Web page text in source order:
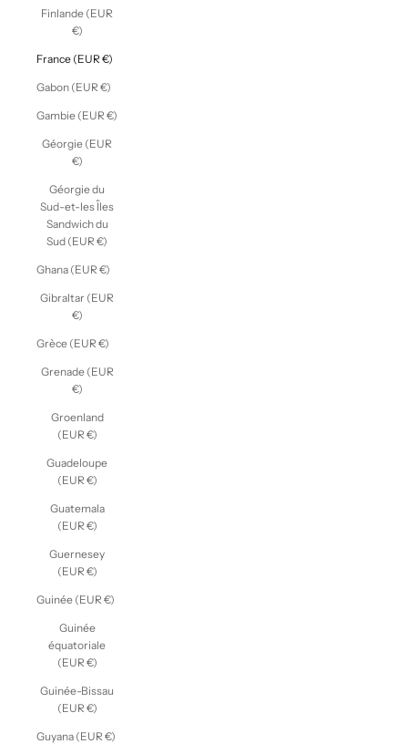
Finlande (EUR
€)
France (EUR €)
Gabon (EUR €)
Gambie (EUR €)
Géorgie (EUR
€)
Géorgie du
Sud-et-les Îles
Sandwich du
Sud (EUR €)
Ghana (EUR €)
Gibraltar (EUR
€)
Grèce (EUR €)
Grenade (EUR
€)
Groenland
(EUR €)
Guadeloupe
(EUR €)
Guatemala
(EUR €)
Guernesey
(EUR €)
Guinée (EUR €)
Guinée
équatoriale
(EUR €)
Guinée-Bissau
(EUR €)
Guyana (EUR €)